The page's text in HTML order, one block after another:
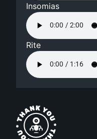
Insomias
Rite